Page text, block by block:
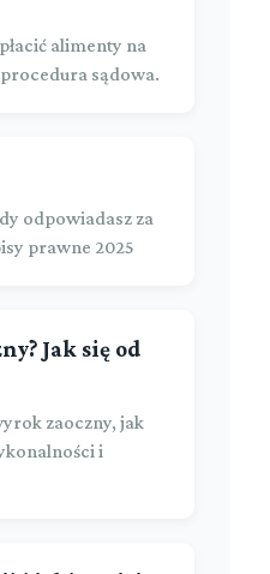
alimenty na
sądowa.
odpowiadasz za
prawne 2025
Jak się od
zaoczny, jak
i